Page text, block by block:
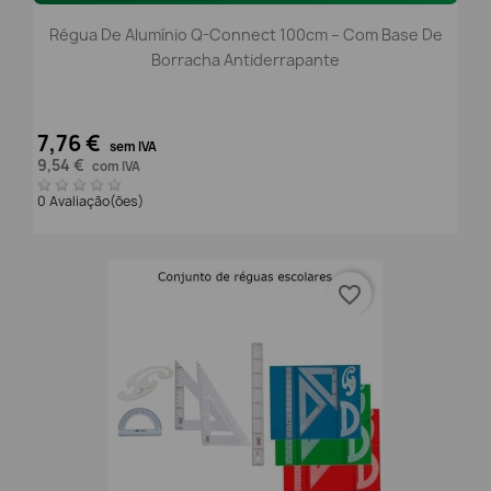
Régua De Alumínio Q-Connect 100cm – Com Base De
Borracha Antiderrapante
7,76 € sem IVA
9,54 € com IVA
0 Avaliação(ões)
favorite_border